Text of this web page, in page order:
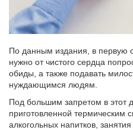
По данным издания, в первую
нужно от чистого сердца
обиды, а также подавать
нуждающимся людям.
Под большим запретом в этот
приготовленной термическим
алкогольных напитков,